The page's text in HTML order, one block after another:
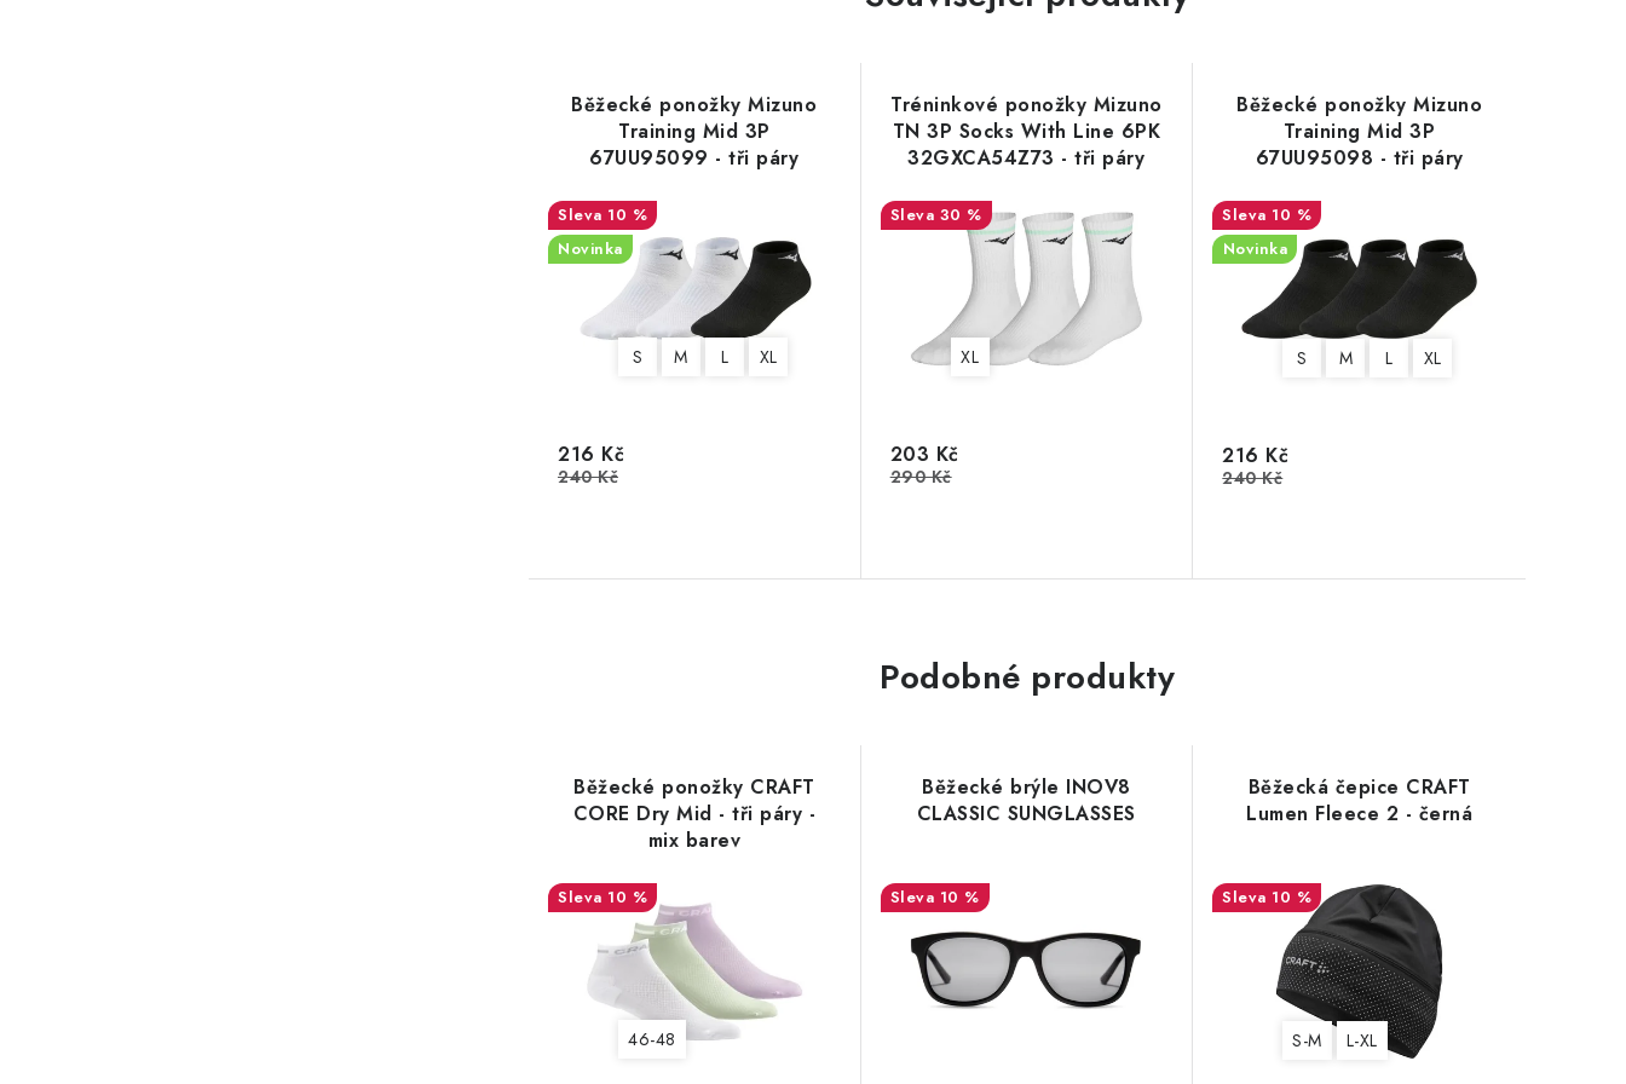
Běžecké ponožky Mizuno
Training Mid 3P
67UU95099 - tři páry
10 %
Novinka
S M L XL
216 Kč
240 Kč
Tréninkové ponožky Mizuno
TN 3P Socks With Line 6PK
32GXCA54Z73 - tři páry
30 %
XL
203 Kč
290 Kč
Běžecké ponožky Mizuno
Training Mid 3P
67UU95098 - tři páry
10 %
Novinka
S M L XL
216 Kč
240 Kč
Podobné produkty
Běžecké ponožky CRAFT
CORE Dry Mid - tři páry -
mix barev
10 %
46-48
Běžecké brýle INOV8
CLASSIC SUNGLASSES
10 %
Běžecká čepice CRAFT
Lumen Fleece 2 - černá
10 %
S-M L-XL